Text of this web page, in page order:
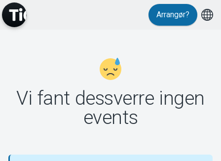
Support
Arrangør?
Vi fant dessverre ingen
events